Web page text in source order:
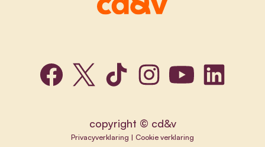
copyright © cd&v
Privacyverklaring | Cookie verklaring